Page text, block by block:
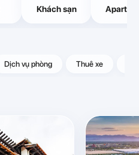
Khách sạn
Dịch vụ phòng Thuê xe